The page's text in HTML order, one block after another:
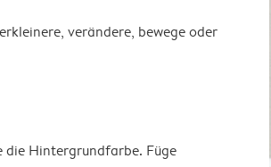
verändere, bewege oder
die Hintergrundfarbe. Füge